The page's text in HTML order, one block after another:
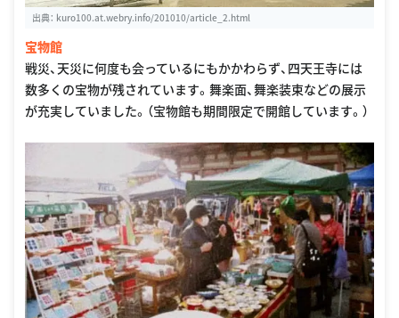
出典： kuro100.at.webry.info/201010/article_2.html
宝物館
戦災、天災に何度も会っているにもかかわらず、四天王寺には
数多くの宝物が残されています。舞楽面、舞楽装束などの展示
が充実していました。（宝物館も期間限定で開館しています。）